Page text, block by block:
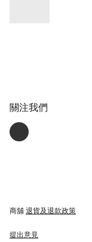
關注我們
商舖 退貨及退款政策
提出意見